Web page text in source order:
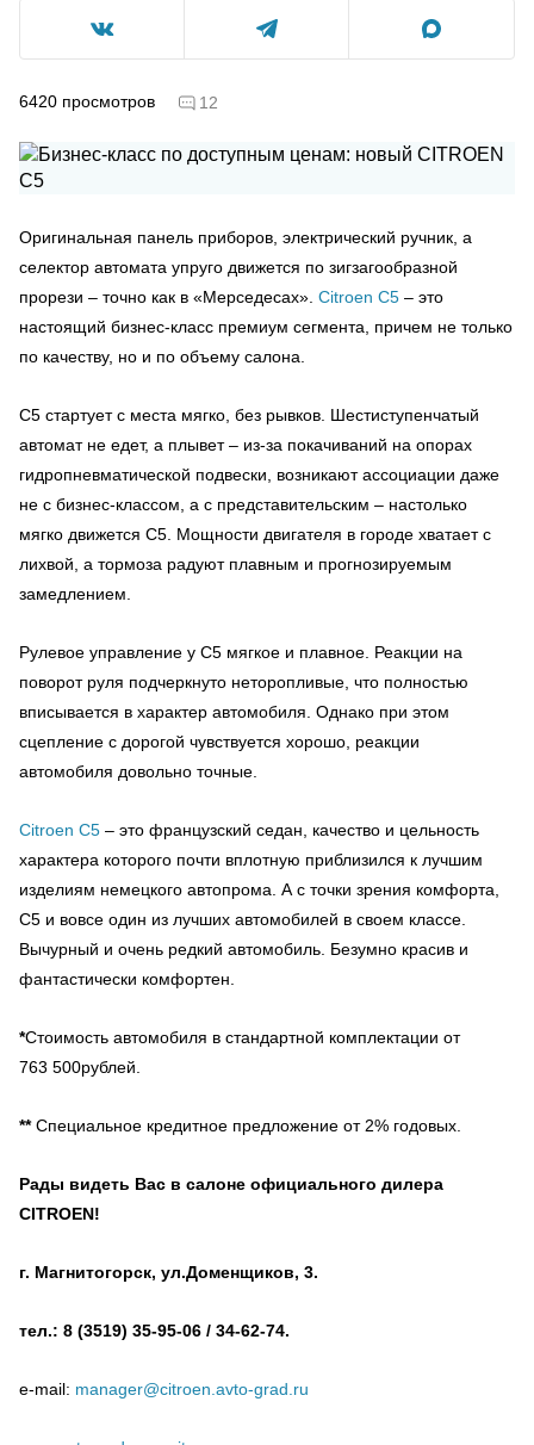
6420 просмотров 12
Оригинальная панель приборов, электрический ручник, а
селектор автомата упруго движется по зигзагообразной
прорези – точно как в «Мерседесах». Citroen C5 – это
настоящий бизнес-класс премиум сегмента, причем не только
по качеству, но и по объему салона.
C5 стартует с места мягко, без рывков. Шестиступенчатый
автомат не едет, а плывет – из-за покачиваний на опорах
гидропневматической подвески, возникают ассоциации даже
не с бизнес-классом, а с представительским – настолько
мягко движется С5. Мощности двигателя в городе хватает с
лихвой, а тормоза радуют плавным и прогнозируемым
замедлением.
Рулевое управление у С5 мягкое и плавное. Реакции на
поворот руля подчеркнуто неторопливые, что полностью
вписывается в характер автомобиля. Однако при этом
сцепление с дорогой чувствуется хорошо, реакции
автомобиля довольно точные.
Citroen C5 – это французский седан, качество и цельность
характера которого почти вплотную приблизился к лучшим
изделиям немецкого автопрома. А с точки зрения комфорта,
C5 и вовсе один из лучших автомобилей в своем классе.
Вычурный и очень редкий автомобиль. Безумно красив и
фантастически комфортен.
*Стоимость автомобиля в стандартной комплектации от
763 500рублей.
**Специальное кредитное предложение от 2% годовых.
Рады видеть Вас в салоне официального дилера
CITROEN!
г. Магнитогорск, ул.Доменщиков, 3.
тел.: 8 (3519) 35-95-06 / 34-62-74.
e-mail: manager@citroen.avto-grad.ru